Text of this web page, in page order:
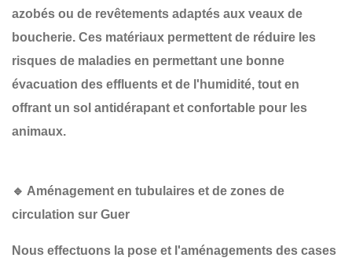
azobés ou de revêtements adaptés aux veaux de
boucherie. Ces matériaux permettent de réduire les
risques de maladies en permettant une bonne
évacuation des effluents et de l'humidité, tout en
offrant un sol antidérapant et confortable pour les
animaux.
🔹 Aménagement en tubulaires et de zones de
circulation sur Guer
Nous effectuons la pose et l'aménagements des cases